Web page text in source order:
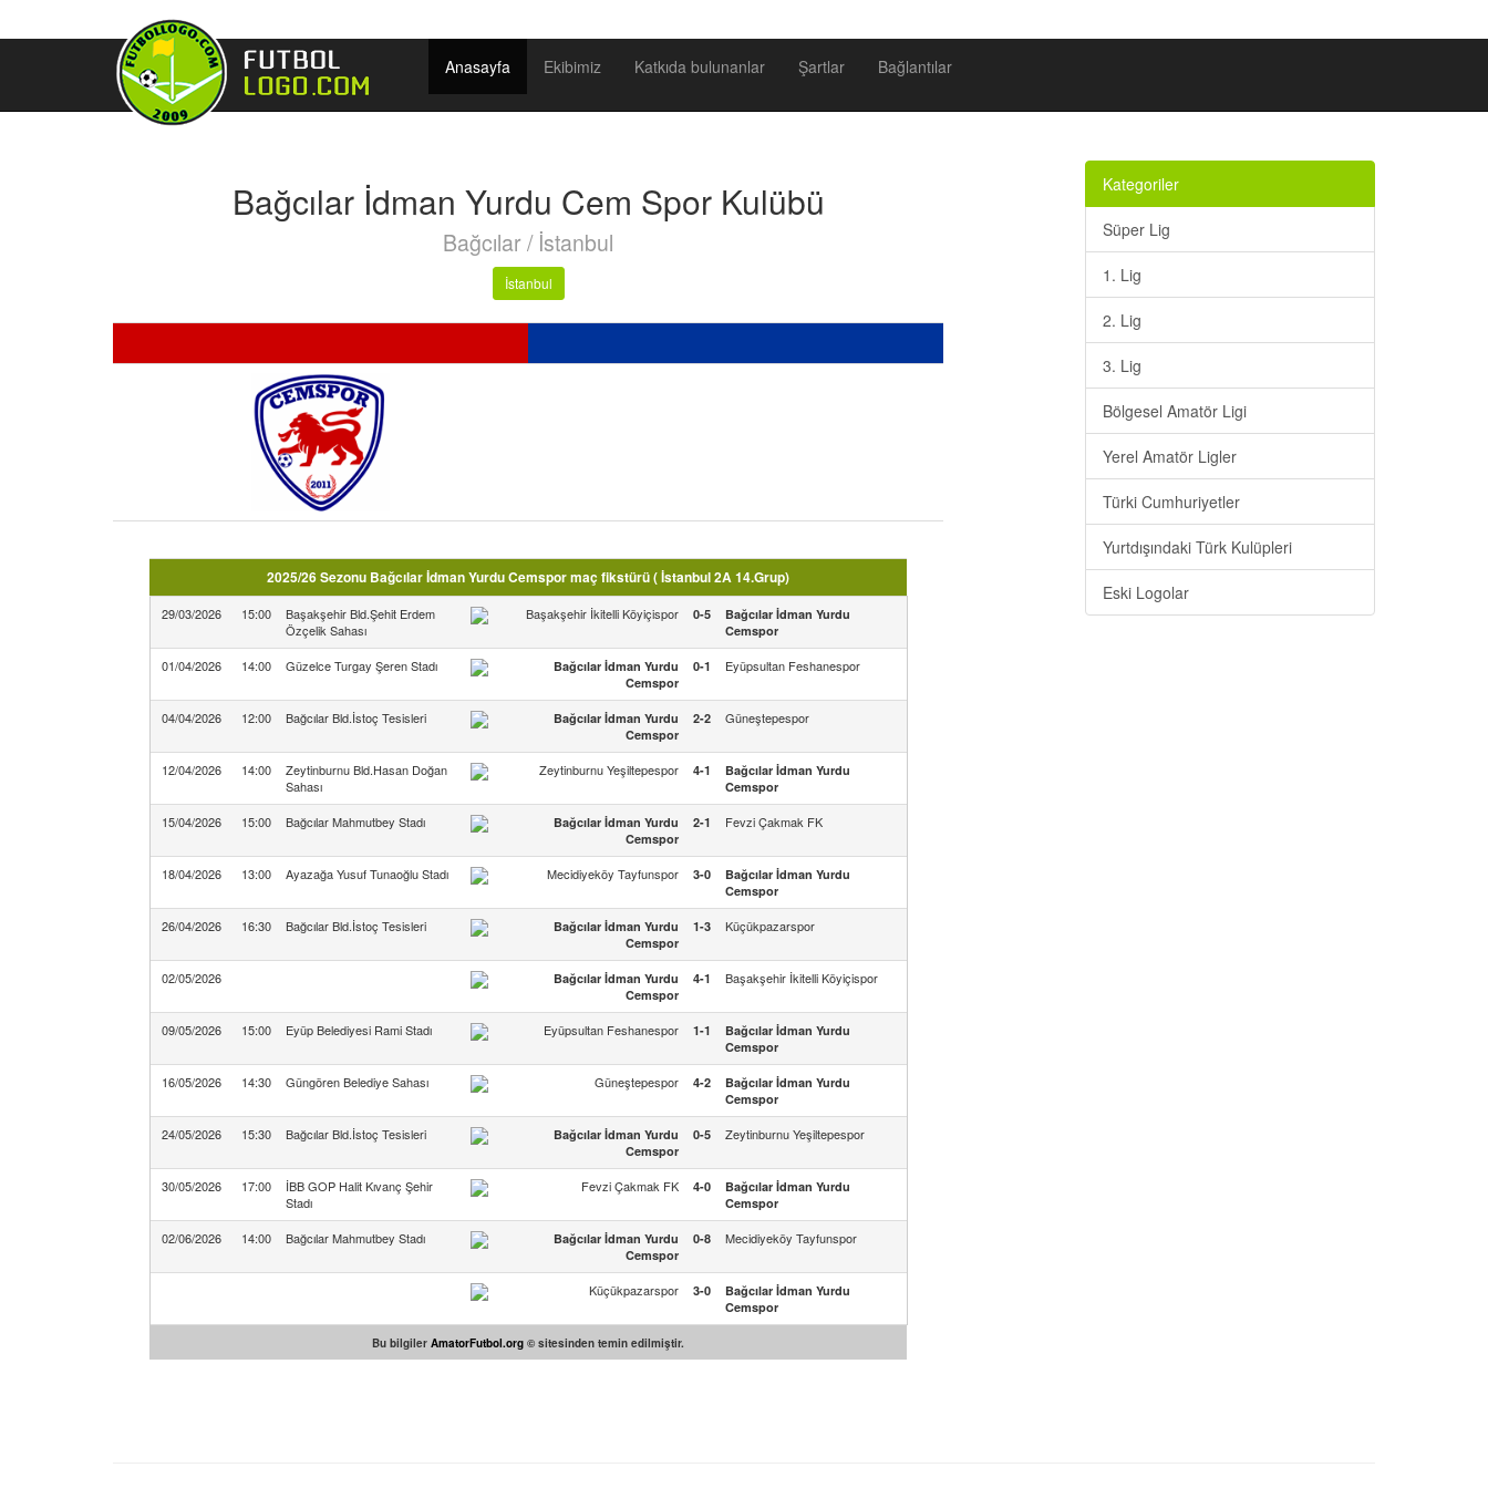
Anasayfa Ekibimiz Katkıda bulunanlar Şartlar Bağlantılar
Bağcılar İdman Yurdu Cem Spor Kulübü
Bağcılar / İstanbul
İstanbul
2025/26 Sezonu Bağcılar İdman Yurdu Cemspor maç fikstürü ( İstanbul 2A 14.Grup)
29/03/2026 15:00
Başakşehir Bld.Şehit Erdem
Özçelik Sahası
Başakşehir İkitelli Köyiçispor 0-5
Bağcılar İdman Yurdu
Cemspor
01/04/2026 14:00 Güzelce Turgay Şeren Stadı
Bağcılar İdman Yurdu
Cemspor
0-1 Eyüpsultan Feshanespor
04/04/2026 12:00 Bağcılar Bld.İstoç Tesisleri
Bağcılar İdman Yurdu
Cemspor
2-2 Güneştepespor
12/04/2026 14:00
Zeytinburnu Bld.Hasan Doğan
Sahası
Zeytinburnu Yeşiltepespor 4-1
Bağcılar İdman Yurdu
Cemspor
15/04/2026 15:00 Bağcılar Mahmutbey Stadı
Bağcılar İdman Yurdu
Cemspor
2-1 Fevzi Çakmak FK
18/04/2026 13:00 Ayazağa Yusuf Tunaoğlu Stadı Mecidiyeköy Tayfunspor 3-0
Bağcılar İdman Yurdu
Cemspor
26/04/2026 16:30 Bağcılar Bld.İstoç Tesisleri
Bağcılar İdman Yurdu
Cemspor
1-3 Küçükpazarspor
02/05/2026
Bağcılar İdman Yurdu
Cemspor
4-1 Başakşehir İkitelli Köyiçispor
09/05/2026 15:00 Eyüp Belediyesi Rami Stadı Eyüpsultan Feshanespor 1-1
Bağcılar İdman Yurdu
Cemspor
16/05/2026 14:30 Güngören Belediye Sahası Güneştepespor 4-2
Bağcılar İdman Yurdu
Cemspor
24/05/2026 15:30 Bağcılar Bld.İstoç Tesisleri
Bağcılar İdman Yurdu
Cemspor
0-5 Zeytinburnu Yeşiltepespor
30/05/2026 17:00
İBB GOP Halit Kıvanç Şehir
Stadı
Fevzi Çakmak FK 4-0
Bağcılar İdman Yurdu
Cemspor
02/06/2026 14:00 Bağcılar Mahmutbey Stadı
Bağcılar İdman Yurdu
Cemspor
0-8 Mecidiyeköy Tayfunspor
Küçükpazarspor 3-0
Bağcılar İdman Yurdu
Cemspor
Bu bilgiler AmatorFutbol.org © sitesinden temin edilmiştir.
Kategoriler
Süper Lig
1. Lig
2. Lig
3. Lig
Bölgesel Amatör Ligi
Yerel Amatör Ligler
Türki Cumhuriyetler
Yurtdışındaki Türk Kulüpleri
Eski Logolar